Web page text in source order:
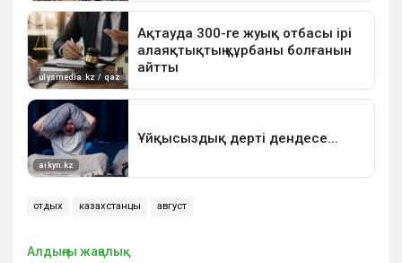
отдых казахстанцы август
Алдыңғы жаңалық